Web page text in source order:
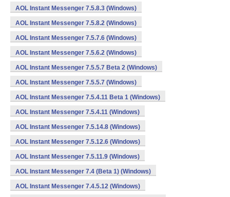
AOL Instant Messenger 7.5.8.3 (Windows)
AOL Instant Messenger 7.5.8.2 (Windows)
AOL Instant Messenger 7.5.7.6 (Windows)
AOL Instant Messenger 7.5.6.2 (Windows)
AOL Instant Messenger 7.5.5.7 Beta 2 (Windows)
AOL Instant Messenger 7.5.5.7 (Windows)
AOL Instant Messenger 7.5.4.11 Beta 1 (Windows)
AOL Instant Messenger 7.5.4.11 (Windows)
AOL Instant Messenger 7.5.14.8 (Windows)
AOL Instant Messenger 7.5.12.6 (Windows)
AOL Instant Messenger 7.5.11.9 (Windows)
AOL Instant Messenger 7.4 (Beta 1) (Windows)
AOL Instant Messenger 7.4.5.12 (Windows)